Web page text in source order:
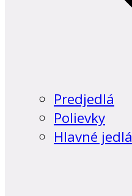
Predjedlá
Polievky
Hlavné jedlá